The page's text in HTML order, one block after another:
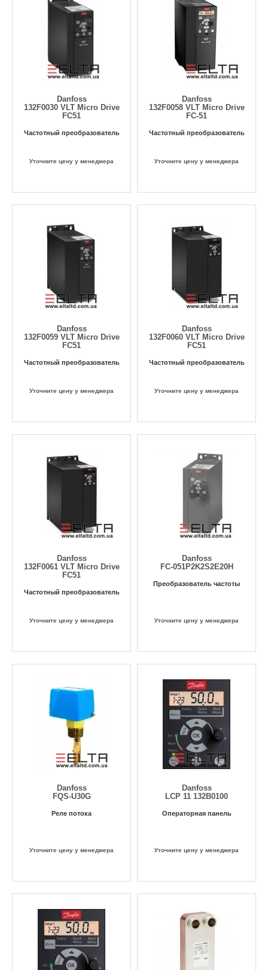
Danfoss
132F0030 VLT Micro Drive
FC51
Частотный преобразователь
Уточните цену у менеджера
Danfoss
132F0058 VLT Micro Drive
FC-51
Частотный преобразователь
Уточните цену у менеджера
Danfoss
132F0059 VLT Micro Drive
FC51
Частотный преобразователь
Уточните цену у менеджера
Danfoss
132F0060 VLT Micro Drive
FC51
Частотный преобразователь
Уточните цену у менеджера
Danfoss
132F0061 VLT Micro Drive
FC51
Частотный преобразователь
Уточните цену у менеджера
Danfoss
FC-051P2K2S2E20H
Преобразователь частоты
Уточните цену у менеджера
Danfoss
FQS-U30G
Реле потока
Уточните цену у менеджера
Danfoss
LCP 11 132B0100
Операторная панель
Уточните цену у менеджера